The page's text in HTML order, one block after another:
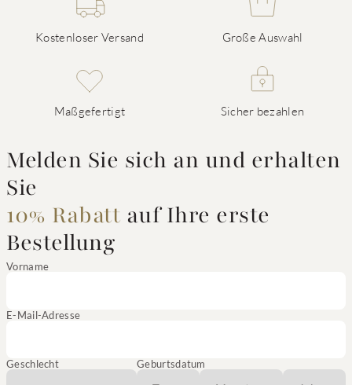
Kostenloser Versand Große Auswahl
Maßgefertigt Sicher bezahlen
Melden Sie sich an und erhalten
Sie
10% Rabatt auf Ihre erste
Bestellung
Vorname
E-Mail-Adresse
Geschlecht Geburtsdatum